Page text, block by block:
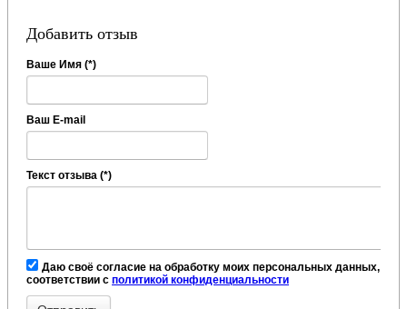
Добавить отзыв
Ваше Имя (*)
Ваш E-mail
Текст отзыва (*)
Даю своё согласие на обработку моих персональных данных, в
соответствии с политикой конфиденциальности